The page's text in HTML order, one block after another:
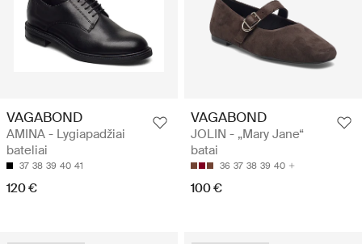
VAGABOND
AMINA - Lygiapadžiai
bateliai
37 38 39 40 41
120 €
VAGABOND
JOLIN - „Mary Jane“
batai
36 37 38 39 40
100 €